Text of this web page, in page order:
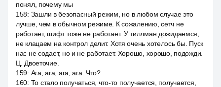
понял, почему мы
158: Зашли в безопасный режим, но в любом случае это
лучше, чем в обычном режиме. К сожалению, сетч не
работает, шифт тоже не работает. У тиллман дожидаемся,
не клацаем на контрол делит. Хотя очень хотелось бы. Пуск
нас не содает, но и не работает. Хорошо, хорошо, подожди.
Ц. Двоеточие.
159: Ага, ага, ага, ага. Что?
160: То стало получаться, что-то получается, получается,